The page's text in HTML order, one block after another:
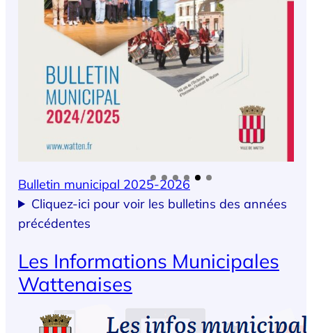
Bulletin municipal 2025-2026
Cliquez-ici pour voir les bulletins des années
précédentes
Les Informations Municipales
Wattenaises